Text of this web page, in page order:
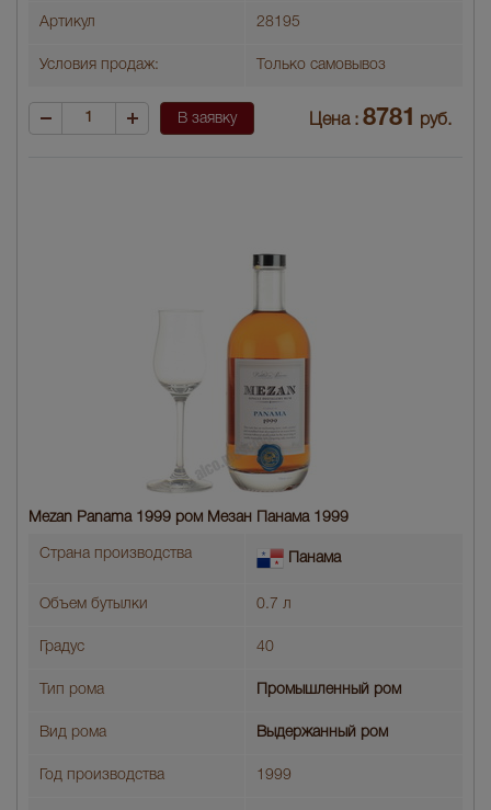
Артикул 28195
Условия продаж: Только самовывоз
В заявку Цена : 8781 руб.
Mezan Panama 1999 ром Мезан Панама 1999
Страна производства Панама
Объем бутылки 0.7 л
Градус 40
Тип рома Промышленный ром
Вид рома Выдержанный ром
Год производства 1999